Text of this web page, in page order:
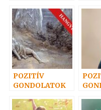
POZITÍV
GONDOLATOK